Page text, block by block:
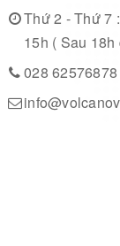
Thứ 2 - Thứ 7
15h ( Sau
028